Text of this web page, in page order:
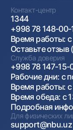
Контакт-центр
1344
+998 78 148-00-
Время работы:
Оставьте
Служба доверия
+998 78 147-15-
Рабочие дни: с
Время работы:
Время обеда: с
Подробная
Для физических
support@nbu.uz